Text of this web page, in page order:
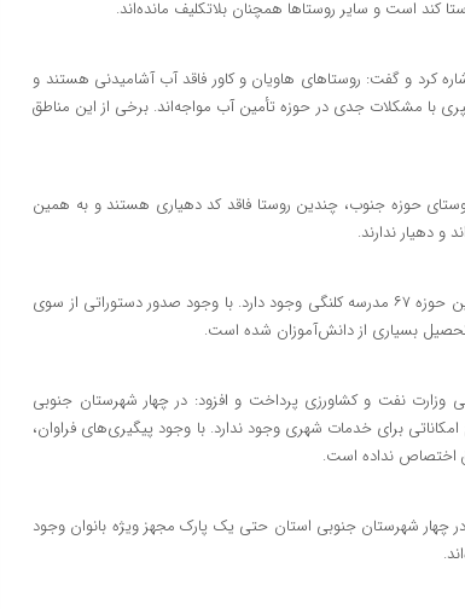
کرد و گفت: روستاهای هاویان و کاور فاقد آب آشامیدنی هستند و
برم، مملح، فتح، نصر ۱ و ۲، بلتا و سادات دالپری با مشکلات جدی در حوزه تأمین آب مواجه‌اند. برخی از این مناطق
انتقاد از نبود کد دهیاری در برخی روستاها اظهار داشت: در ۲۳۰ روستای حوزه جنوب، چندین روستا فاقد کد دهیاری هستند و به همین
و دهیار ندارند.
دکتر چراغی همچنین به وضعیت آموزشی منطقه اشاره کرد و گفت: در این حوزه ۶۷ مدرسه کلنگی وجود دارد. با وجود صدور دستوراتی از سوی
بسیاری از دانش‌آموزان شده است.
وزارت نفت و کشاورزی پرداخت و افزود: در چهار شهرستان جنوبی
برای خدمات شهری وجود ندارد. با وجود پیگیری‌های فراوان،
اختصاص نداده است.
در چهار شهرستان جنوبی استان حتی یک پارک مجهز ویژه بانوان وجود